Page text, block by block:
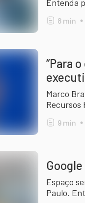
Entenda
8 min
“Para
Marco
Recursos
Confira!
9 min
Espaço
Paulo.